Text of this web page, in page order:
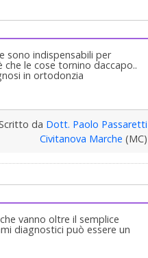
sono indispensabili per
le cose tornino daccapo..
in ortodonzia
da Dott. Paolo Passaretti
Civitanova Marche (MC)
vanno oltre il semplice
diagnostici può essere un